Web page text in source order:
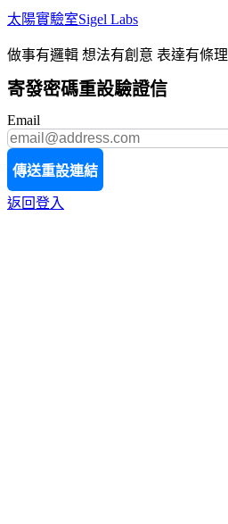
太陽實驗室Sigel Labs
做事有邏輯 想法有創意 表達有條理
寄發密碼重設驗證信
Email
傳送重設連結
返回登入